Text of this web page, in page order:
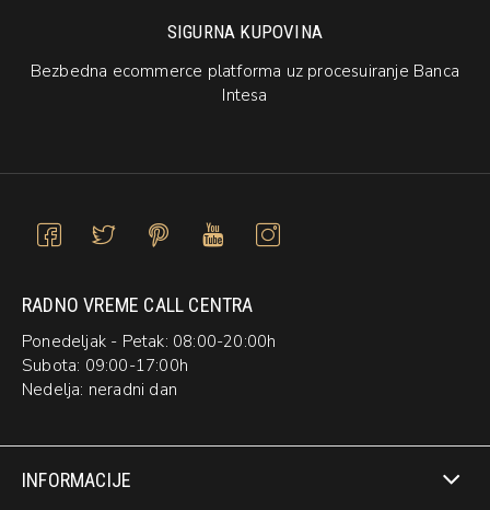
SIGURNA KUPOVINA
Bezbedna ecommerce platforma uz procesuiranje Banca
Intesa
RADNO VREME CALL CENTRA
Ponedeljak - Petak: 08:00-20:00h
Subota: 09:00-17:00h
Nedelja: neradni dan
INFORMACIJE